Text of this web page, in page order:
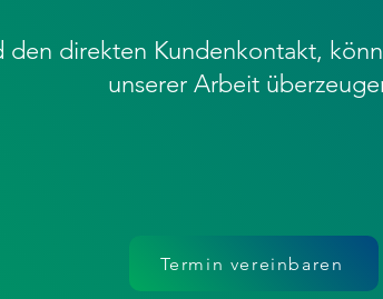
den direkten Kundenkontakt,
unserer Arbeit
Termin vereinbaren